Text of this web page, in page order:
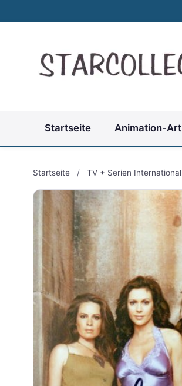
Startseite Animation-Art
Startseite / TV + Serien International